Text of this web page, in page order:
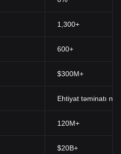
1,300+
600+
$300M+
Ehtiyat təminatı
120M+
$20B+